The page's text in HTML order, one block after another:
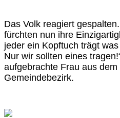
Das Volk reagiert
fürchten nun ihre
jeder ein Kopftuch trägt
Nur wir sollten eines
aufgebrachte Frau aus
Gemeindebezirk.